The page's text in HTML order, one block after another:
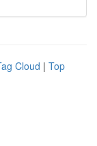
Cloud | Top